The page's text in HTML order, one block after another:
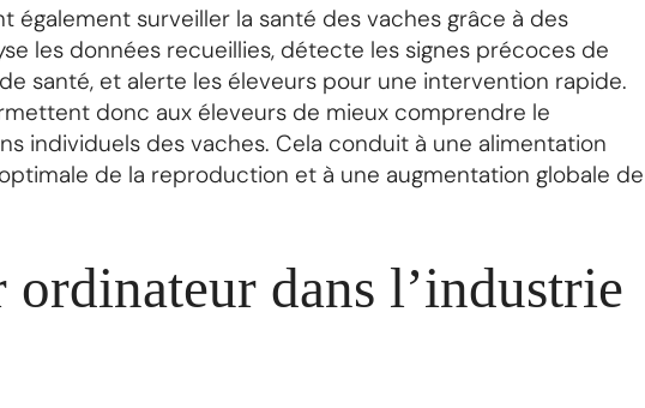
également surveiller la santé des vaches grâce à des
les données recueillies, détecte les signes précoces de
santé, et alerte les éleveurs pour une intervention rapide.
donc aux éleveurs de mieux comprendre le
individuels des vaches. Cela conduit à une alimentation
de la reproduction et à une augmentation globale de
dans l’industrie